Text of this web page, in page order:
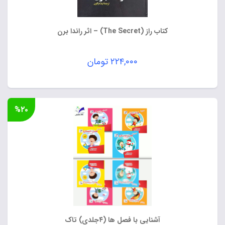
کتاب راز (The Secret) – اثر راندا برن
۲۲۴,۰۰۰تومان
آشنایی با فصل ها (۴جلدی) تاک
%۲۰